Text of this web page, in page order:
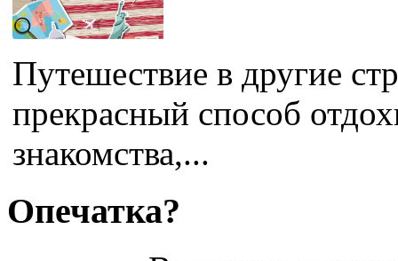
Путешествие в другие
прекрасный способ
знакомства,...
Опечатка?